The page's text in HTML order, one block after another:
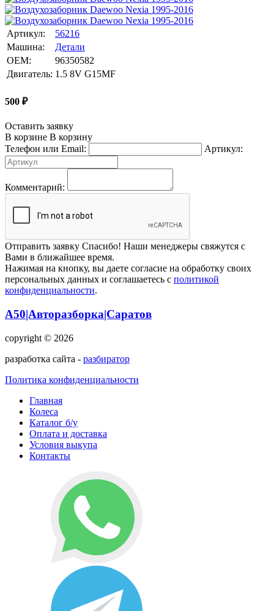
Артикул:
56216
Машина:
Детали
OEM:
96350582
Двигатель: 1.5 8V G15MF
500 ₽
Оставить заявку
В корзине В корзину
Телефон или Email:
Артикул:
Комментарий:
Отправить заявку Спасибо! Наши менеджеры свяжутся с
Вами в ближайшее время.
Нажимая на кнопку, вы даете согласие на обработку своих
персональных данных и соглашаетесь с политикой
конфиденциальности.
А50|Авторазборка|Саратов
copyright © 2026
разработка сайта - разбиратор
Политика конфиденциальности
Главная
Колеса
Каталог б/у
Оплата и доставка
Условия выкупа
Контакты